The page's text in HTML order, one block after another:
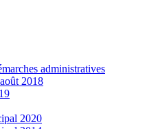
administratives
2018
2020